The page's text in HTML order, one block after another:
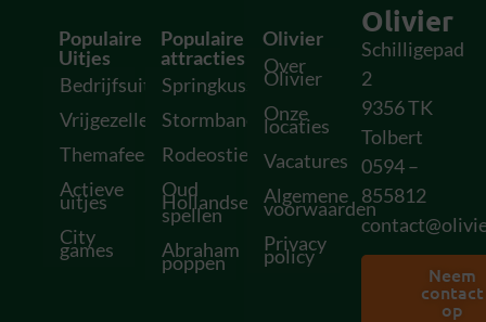
Populaire
Uitjes
Bedrijfsuitjes
Vrijgezellenfeesten
Themafeesten
Actieve
uitjes
City
games
Populaire
attracties
Springkussens
Stormbanen
Rodeostieren
Oud
Hollandse
spellen
Abraham
poppen
Olivier
Over
Olivier
Onze
locaties
Vacatures
Algemene
voorwaarden
Privacy
policy
Olivier
Schilligepad
2
9356 TK
Tolbert
0594 –
855812
Neem
contact
op